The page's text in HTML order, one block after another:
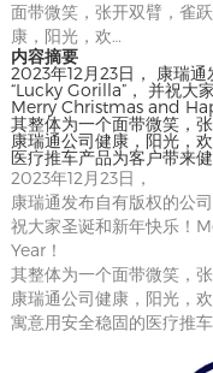
面带微笑，张开双臂，雀
康，阳光，欢…
内容摘要
2023年12月23日， 康瑞通
“Lucky Gorilla”， 并祝大
Merry Christmas and
其整体为一个面带微笑，
康瑞通公司健康，阳光，
医疗推车产品为客户带来健
2023年12月23日，
康瑞通发布自有版权的公
祝大家圣诞和新年快乐
Year！
其整体为一个面带微笑，
康瑞通公司健康，阳光，
寓意用安全稳固的医疗推